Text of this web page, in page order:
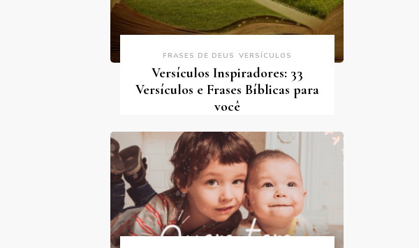
FRASES DE DEUS VERSÍCULOS
Versículos Inspiradores: 33
Versículos e Frases Bíblicas para
você